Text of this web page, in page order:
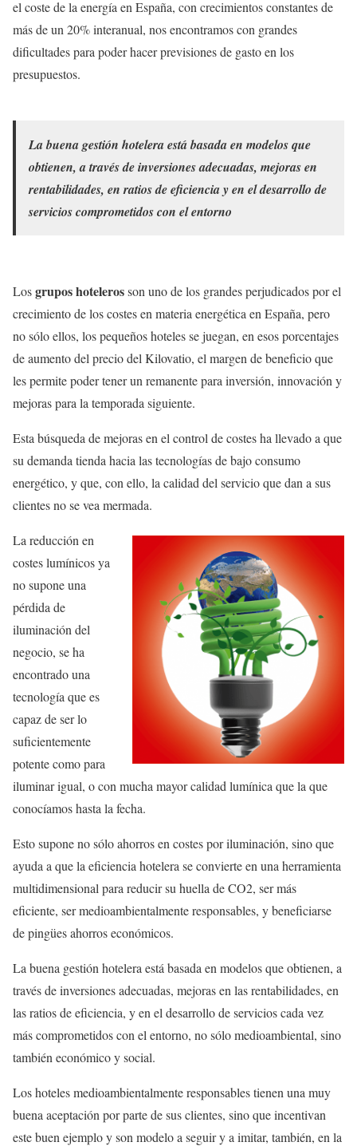
el coste de la energía en España, con crecimientos constantes de
más de un 20% interanual, nos encontramos con grandes
dificultades para poder hacer previsiones de gasto en los
presupuestos.
La buena gestión hotelera está basada en modelos que
obtienen, a través de inversiones adecuadas, mejoras en
rentabilidades, en ratios de eficiencia y en el desarrollo de
servicios comprometidos con el entorno
Losgrupos hotelerosson uno de los grandes perjudicados por el
crecimiento de los costes en materia energética en España, pero
no sólo ellos, los pequeños hoteles se juegan, en esos porcentajes
de aumento del precio del Kilovatio, el margen de beneficio que
les permite poder tener un remanente para inversión, innovación y
mejoras para la temporada siguiente.
Esta búsqueda de mejoras en el control de costes ha llevado a que
su demanda tienda hacia las tecnologías de bajo consumo
energético, y que, con ello, la calidad del servicio que dan a sus
clientes no se vea mermada.
La reducción en
costes lumínicos ya
no supone una
pérdida de
iluminación del
negocio, se ha
encontrado una
tecnología que es
capaz de ser lo
suficientemente
potente como para
iluminar igual, o con mucha mayor calidad lumínica que la que
conocíamos hasta la fecha.
Esto supone no sólo ahorros en costes por iluminación, sino que
ayuda a que la eficiencia hotelera se convierte en una herramienta
multidimensional para reducir su huella de CO2, ser más
eficiente, ser medioambientalmente responsables, y beneficiarse
de pingües ahorros económicos.
La buena gestión hotelera está basada en modelos que obtienen, a
través de inversiones adecuadas, mejoras en las rentabilidades, en
las ratios de eficiencia, y en el desarrollo de servicios cada vez
más comprometidos con el entorno, no sólo medioambiental, sino
también económico y social.
Los hoteles medioambientalmente responsables tienen una muy
buena aceptación por parte de sus clientes, sino que incentivan
este buen ejemplo y son modelo a seguir y a imitar, también, en la